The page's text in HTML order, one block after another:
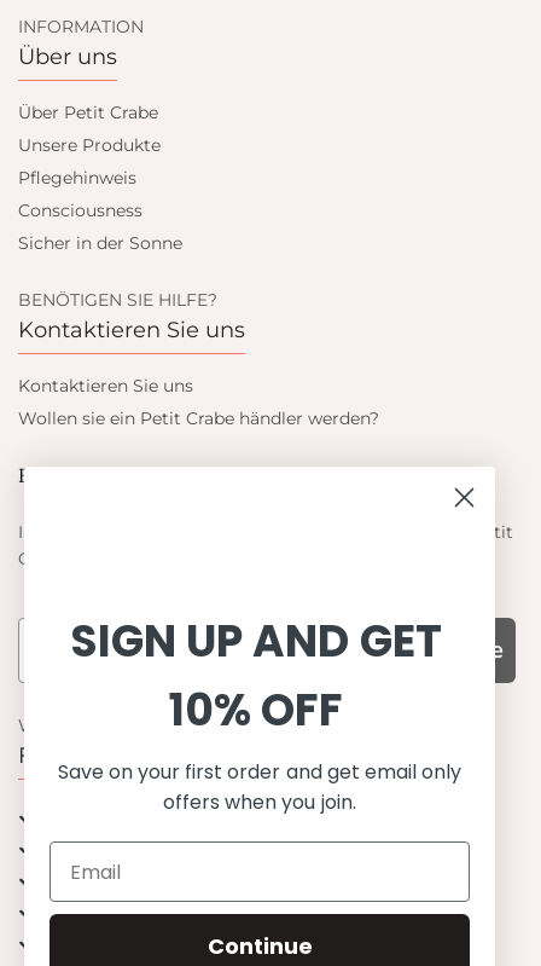
INFORMATION
Über uns
Über Petit Crabe
Unsere Produkte
Pflegehinweis
Consciousness
Sicher in der Sonne
BENÖTIGEN SIE HILFE?
Kontaktieren Sie uns
Kontaktieren Sie uns
Wollen sie ein Petit Crabe händler werden?
Blieb auf dem laufenden
Informieren Sie sich über die neuesten Angebote von Petit
Crabe
Subscribe
WARUM UNS WÄHLEN
Funktion, Qualität und Design
OEKO-TEX® zertifiziertes Stoffe
Materialien von bester Qualität
Stilvoll & Anspruchsvoll
Angenehm zu tragen
SIGN UP AND GET
10% OFF
Save on your first order and get email only
offers when you join.
Continue